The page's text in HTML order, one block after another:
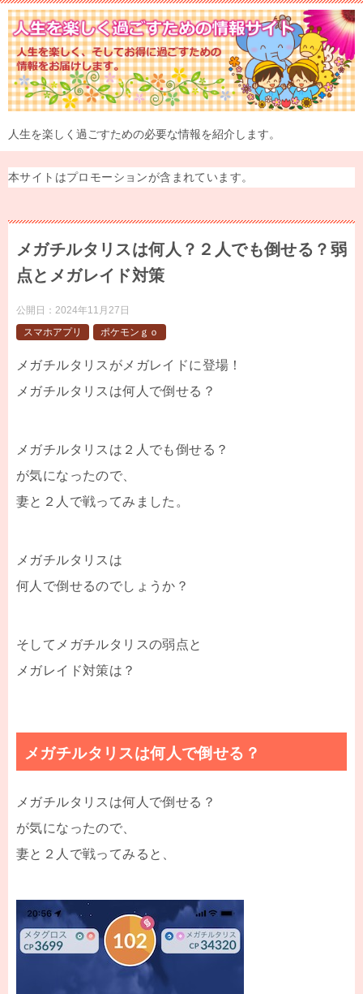
人生を楽しく過ごすための必要な情報を紹介します。
本サイトはプロモーションが含まれています。
メガチルタリスは何人？２人でも倒せる？弱
点とメガレイド対策
公開日： 2024年11月27日
スマホアプリ
ポケモンｇｏ
メガチルタリスがメガレイドに登場！
メガチルタリスは何人で倒せる？
メガチルタリスは２人でも倒せる？
が気になったので、
妻と２人で戦ってみました。
メガチルタリスは
何人で倒せるのでしょうか？
そしてメガチルタリスの弱点と
メガレイド対策は？
メガチルタリスは何人で倒せる？
メガチルタリスは何人で倒せる？
が気になったので、
妻と２人で戦ってみると、